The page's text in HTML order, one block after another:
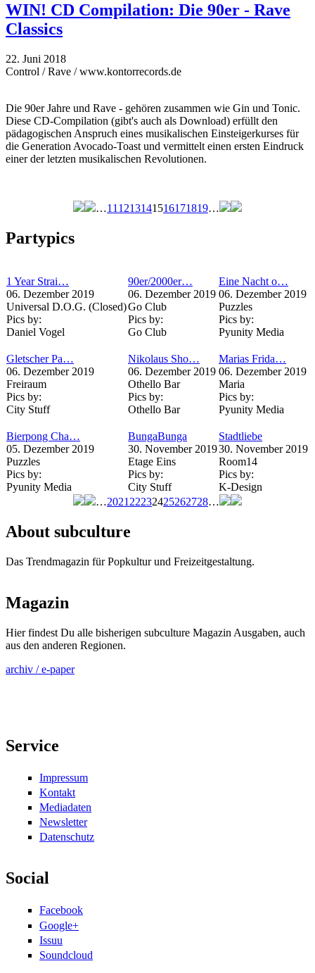
WIN! CD Compilation: Die 90er - Rave
Classics
22. Juni 2018
Control / Rave / www.kontorrecords.de
Die 90er Jahre und Rave - gehören zusammen wie Gin und Tonic.
Diese CD-Compilation (gibt's auch als Download) erfüllt den
pädagogischen Anspruch eines musikalischen Einsteigerkurses für
die Generation Avocado-Toast und vermittelt einen ersten Eindruck
einer der letzten musikalischen Revolutionen.
…11 1213141516171819…
Partypics
1 Year Strai…
06. Dezember 2019
Universal D.O.G. (Closed)
Pics by:
Daniel Vogel
90er/2000er…
06. Dezember 2019
Go Club
Pics by:
Go Club
Eine Nacht o…
06. Dezember 2019
Puzzles
Pics by:
Pyunity Media
Gletscher Pa…
06. Dezember 2019
Freiraum
Pics by:
City Stuff
Nikolaus Sho…
06. Dezember 2019
Othello Bar
Pics by:
Othello Bar
Marias Frida…
06. Dezember 2019
Maria
Pics by:
Pyunity Media
Bierpong Cha…
05. Dezember 2019
Puzzles
Pics by:
Pyunity Media
BungaBunga
30. November 2019
Etage Eins
Pics by:
City Stuff
Stadtliebe
30. November 2019
Room14
Pics by:
K-Design
…2021 22232425262728…
About subculture
Das Trendmagazin für Popkultur und Freizeitgestaltung.
Magazin
Hier findest Du alle bisherigen subculture Magazin Ausgaben, auch
aus den anderen Regionen.
archiv / e-paper
Service
Impressum
Kontakt
Mediadaten
Newsletter
Datenschutz
Social
Facebook
Google+
Issuu
Soundcloud